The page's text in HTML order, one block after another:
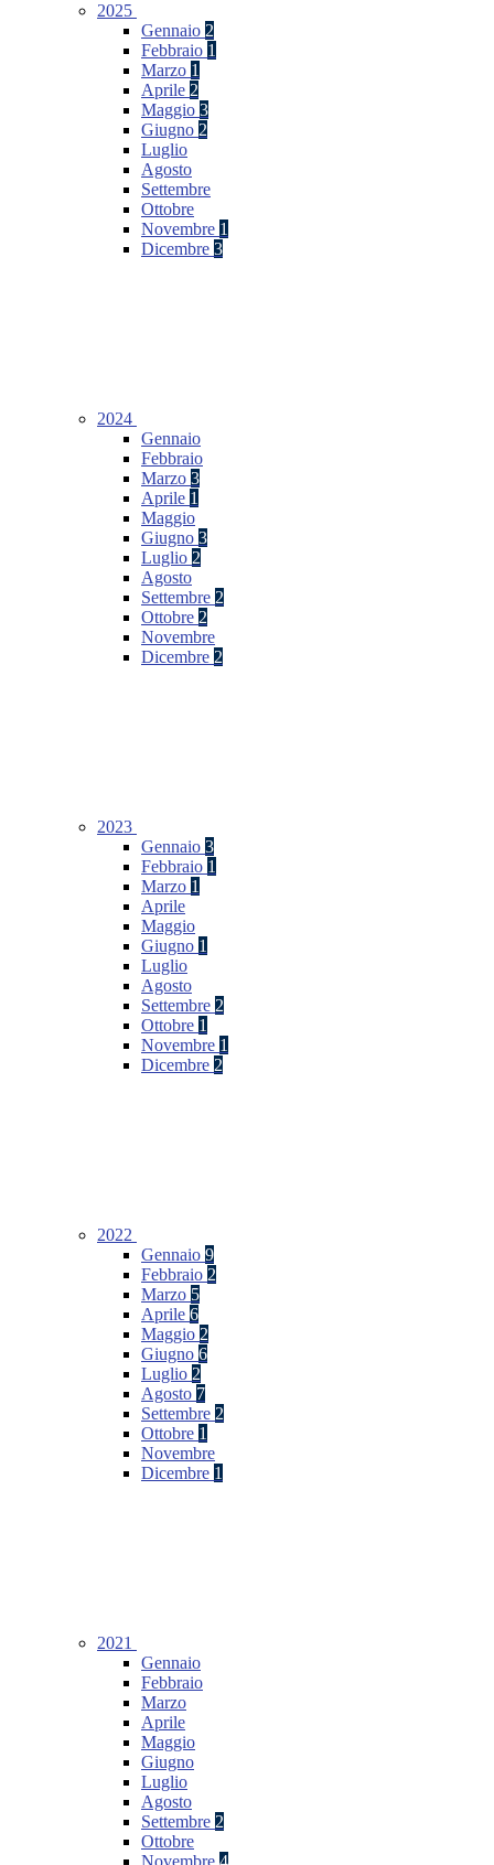
2025
Gennaio 2
Febbraio 1
Marzo 1
Aprile 2
Maggio 3
Giugno 2
Luglio
Agosto
Settembre
Ottobre
Novembre 1
Dicembre 3
2024
Gennaio
Febbraio
Marzo 3
Aprile 1
Maggio
Giugno 3
Luglio 2
Agosto
Settembre 2
Ottobre 2
Novembre
Dicembre 2
2023
Gennaio 3
Febbraio 1
Marzo 1
Aprile
Maggio
Giugno 1
Luglio
Agosto
Settembre 2
Ottobre 1
Novembre 1
Dicembre 2
2022
Gennaio 9
Febbraio 2
Marzo 5
Aprile 6
Maggio 2
Giugno 6
Luglio 2
Agosto 7
Settembre 2
Ottobre 1
Novembre
Dicembre 1
2021
Gennaio
Febbraio
Marzo
Aprile
Maggio
Giugno
Luglio
Agosto
Settembre 2
Ottobre